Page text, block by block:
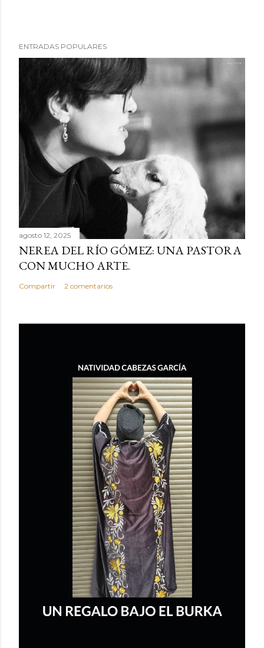
ENTRADAS POPULARES
agosto 12, 2025
NEREA DEL RÍO GÓMEZ: UNA PASTORA
CON MUCHO ARTE.
Compartir 2 comentarios